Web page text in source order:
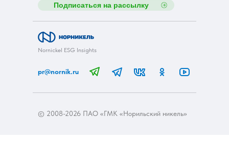
Подписаться на рассылку
Nornickel ESG Insights
pr@nornik.ru
© 2008-2026 ПАО «ГМК «Норильский никель»